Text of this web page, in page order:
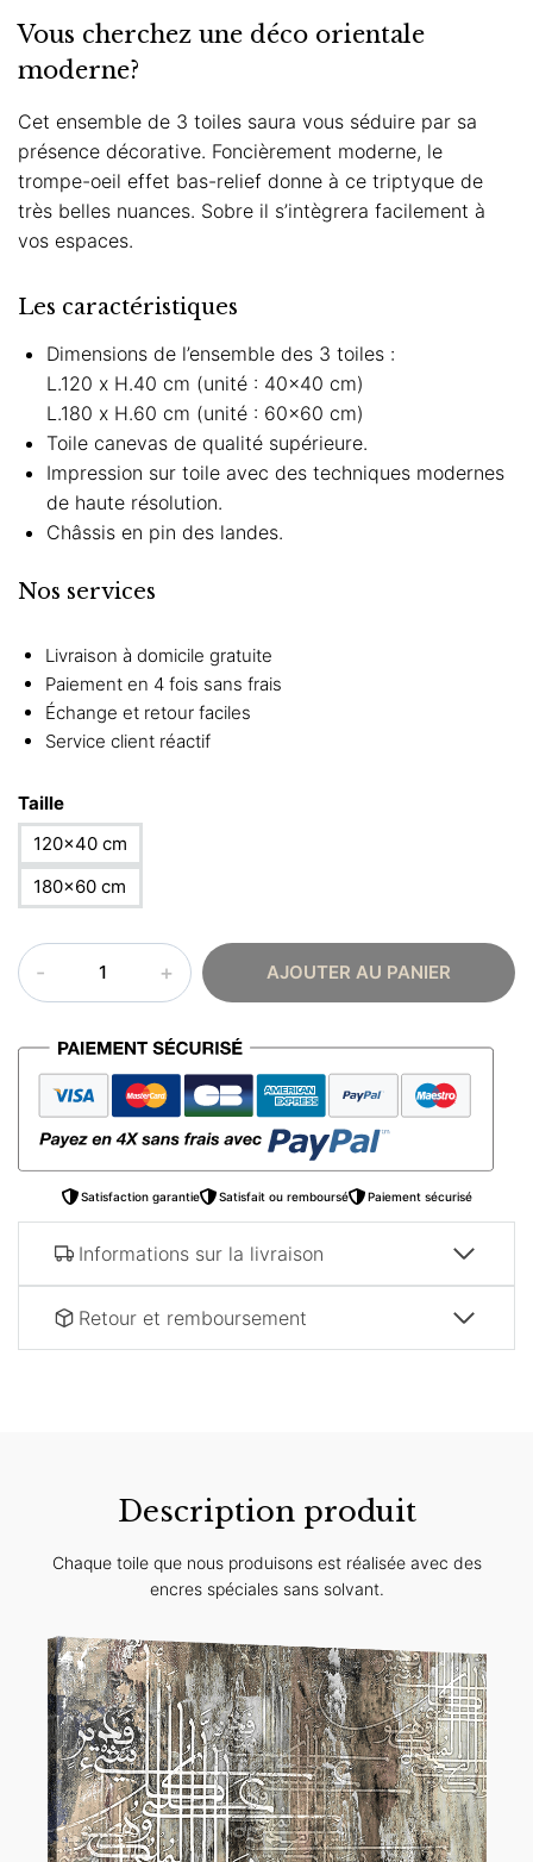
79,90 €
109,90 €
prix :
à
87,92 €
Vous cherchez une déco orientale
moderne?
Cet ensemble de 3 toiles saura vous séduire par sa
présence décorative. Foncièrement moderne, le
trompe-oeil effet bas-relief donne à ce triptyque de
très belles nuances. Sobre il s’intègrera facilement à
vos espaces.
Les caractéristiques
Dimensions de l’ensemble des 3 toiles :
L.120 x H.40 cm (unité : 40×40 cm)
L.180 x H.60 cm (unité : 60×60 cm)
Toile canevas de qualité supérieure.
Impression sur toile avec des techniques modernes
de haute résolution.
Châssis en pin des landes.
Nos services
Livraison à domicile gratuite
Paiement en 4 fois sans frais
Échange et retour faciles
Service client réactif
Taille
120×40 cm
180×60 cm
quantité
de
oriental
Triptyque
AJOUTER AU PANIER
Satisfaction garantie Satisfait ou remboursé Paiement sécurisé
Informations sur la livraison
Retour et remboursement
Description produit
Chaque toile que nous produisons est réalisée avec des
encres spéciales sans solvant.